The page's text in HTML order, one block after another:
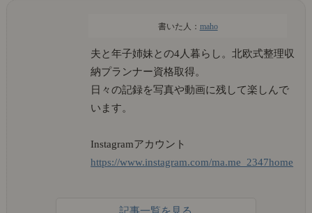
maho
夫と年子姉妹との4人暮らし。北欧式整理収
納プランナー資格取得。
日々の記録を写真や動画に残して楽しんで
います。
Instagramアカウント
https://www.instagram.com/ma.me_2347home